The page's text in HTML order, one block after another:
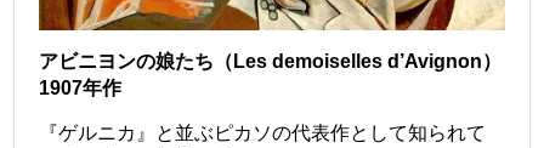
アビニヨンの娘たち（Les demoiselles d’Avignon）
1907年作
『ゲルニカ』と並ぶピカソの代表作として知られて